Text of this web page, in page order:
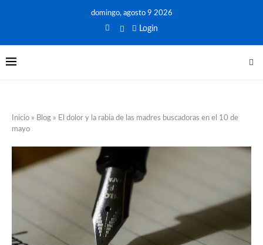
domingo, agosto 9 2026
Login
Inicio » Blog » El dolor y la rabia de las madres buscadoras en el 10 de
mayo